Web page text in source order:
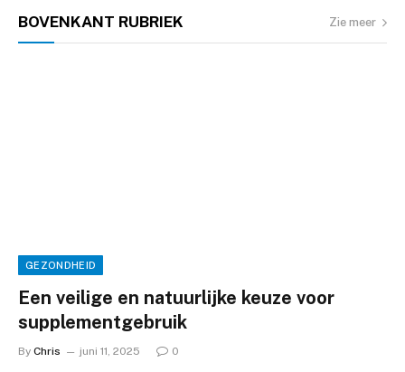
BOVENKANT RUBRIEK Zie meer
GEZONDHEID
Een veilige en natuurlijke keuze voor
supplementgebruik
By Chris juni 11, 2025 0